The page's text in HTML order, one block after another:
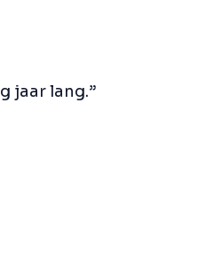
jaar lang.”